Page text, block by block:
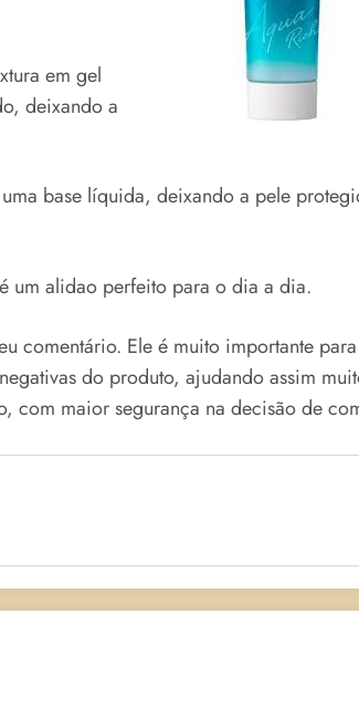
em gel
deixando a
base líquida, deixando a pele
um alidao perfeito para o dia a dia.
comentário. Ele é muito importante
do produto, ajudando assim
com maior segurança na decisão de